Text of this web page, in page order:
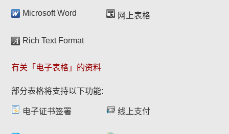
Microsoft Word 网上表格
Rich Text Format
有关「电子表格」的资料
部分表格将支持以下功能:
电子证书签署 线上支付